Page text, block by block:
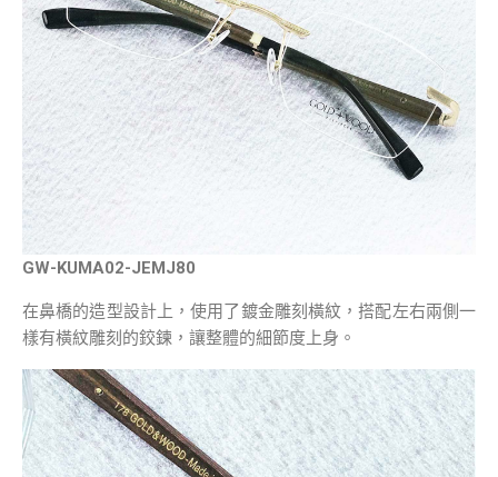
GW-KUMA02-JEMJ80
在鼻橋的造型設計上，使用了鍍金雕刻橫紋，搭配左右兩側一
樣有橫紋雕刻的鉸鍊，讓整體的細節度上身。